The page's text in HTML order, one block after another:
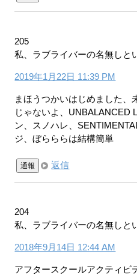
205
私、ラブライバーの名無しと
2019年1月22日 11:39 PM
まほうつかいはじめました、
じゃないよ、UNBALANCED
ン、スノハレ、
ジ、ぼらららは結構簡単
通報 返信
204
私、ラブライバーの名無しと
2018年9月14日 12:44 AM
アフタースクールアクティ